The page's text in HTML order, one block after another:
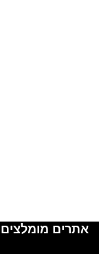
אתרים מומלצים